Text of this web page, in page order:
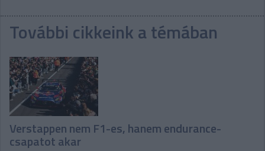
További cikkeink a témában
Verstappen nem F1-es, hanem endurance-
csapatot akar